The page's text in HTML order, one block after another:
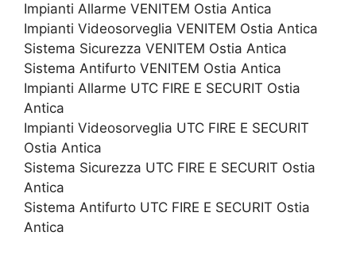
Impianti Allarme VENITEM Ostia Antica
Impianti Videosorveglia VENITEM Ostia Antica
Sistema Sicurezza VENITEM Ostia Antica
Sistema Antifurto VENITEM Ostia Antica
Impianti Allarme UTC FIRE E SECURIT Ostia
Antica
Impianti Videosorveglia UTC FIRE E SECURIT
Ostia Antica
Sistema Sicurezza UTC FIRE E SECURIT Ostia
Antica
Sistema Antifurto UTC FIRE E SECURIT Ostia
Antica